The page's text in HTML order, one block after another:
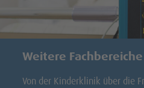
Weitere Fachbereiche
Von der Kinderklinik über die